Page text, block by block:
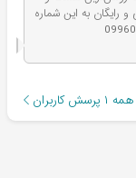
رایگان به این شماره
همه ۱ پرسش کاربران